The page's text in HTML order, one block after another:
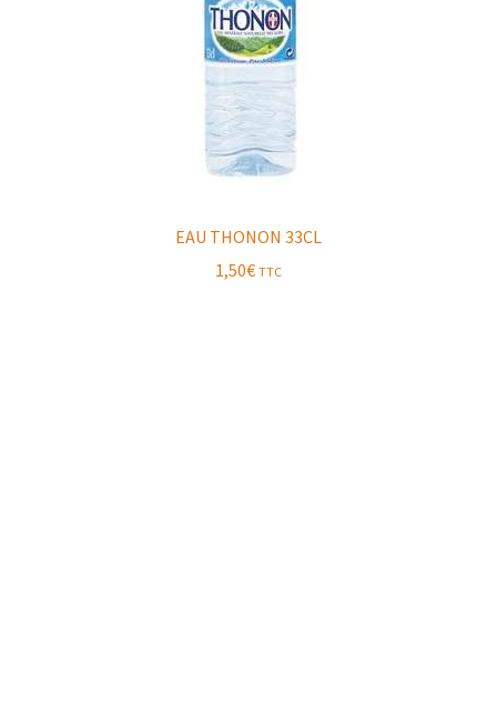
EAU THONON 33CL
1,50€ TTC